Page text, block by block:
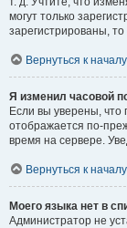
могут только
зарегистрированы,
Вернуться к началу
Я изменил часовой
Если вы уверены, что
отображается по-
время на сервере.
Вернуться к началу
Моего языка нет в
Администратор не